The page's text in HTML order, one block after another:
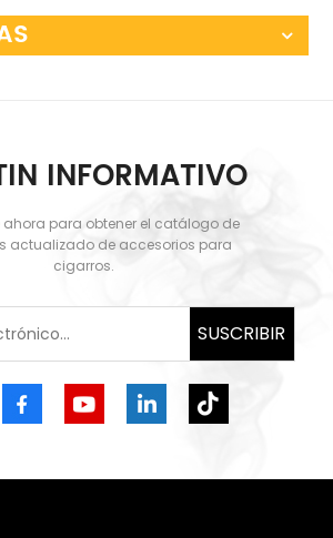
INFORMATIVO
ahora para obtener el catálogo de
actualizado de accesorios para
cigarros.
SUSCRIBIR